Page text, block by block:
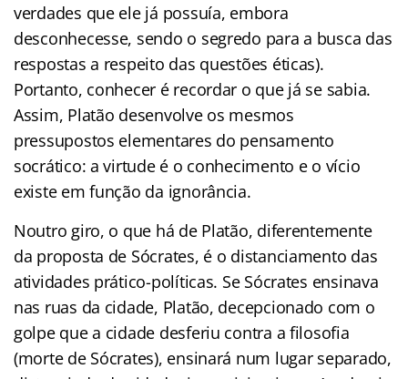
verdades que ele já possuía, embora
desconhecesse, sendo o segredo para a busca das
respostas a respeito das questões éticas).
Portanto, conhecer é recordar o que já se sabia.
Assim, Platão desenvolve os mesmos
pressupostos elementares do pensamento
socrático: a virtude é o conhecimento e o vício
existe em função da ignorância.
Noutro giro, o que há de Platão, diferentemente
da proposta de Sócrates, é o distanciamento das
atividades prático-políticas. Se Sócrates ensinava
nas ruas da cidade, Platão, decepcionado com o
golpe que a cidade desferiu contra a filosofia
(morte de Sócrates), ensinará num lugar separado,